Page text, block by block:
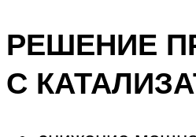
РЕШЕНИЕ
С